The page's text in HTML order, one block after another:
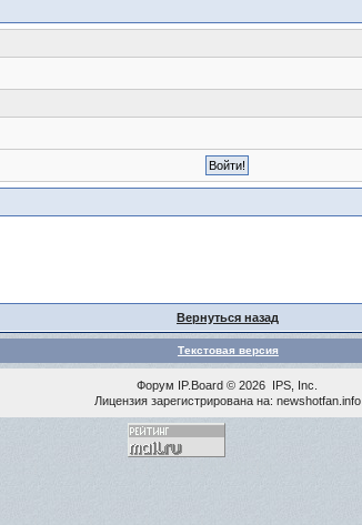
Вернуться назад
Текстовая версия
Форум IP.Board © 2026 IPS, Inc
Лицензия зарегистрирована на: newshotfan.info